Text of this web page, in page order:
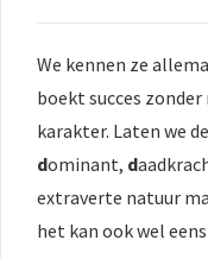
We kennen ze
boekt succes
karakter. Laten we
dominant, d
extraverte natuur
het kan ook wel